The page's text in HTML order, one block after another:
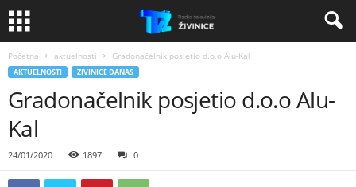
Početna aktuelnosti Gradonačelnik posjetio d.o.o Alu-Kal
AKTUELNOSTI ZIVINICE DANAS
Gradonačelnik posjetio d.o.o Alu-
Kal
24/01/2020 1897 0